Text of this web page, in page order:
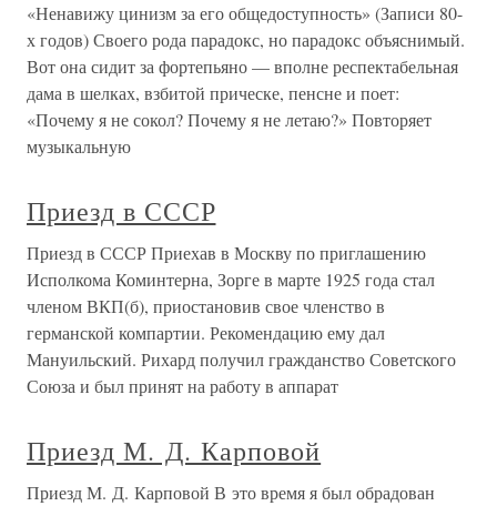
«Ненавижу цинизм за его общедоступность» (Записи 80-
х годов) Своего рода парадокс, но парадокс объяснимый.
Вот она сидит за фортепьяно — вполне респектабельная
дама в шелках, взбитой прическе, пенсне и поет:
«Почему я не сокол? Почему я не летаю?» Повторяет
музыкальную
Приезд в СССР
Приезд в СССР Приехав в Москву по приглашению
Исполкома Коминтерна, Зорге в марте 1925 года стал
членом ВКП(б), приостановив свое членство в
германской компартии. Рекомендацию ему дал
Мануильский. Рихард получил гражданство Советского
Союза и был принят на работу в аппарат
Приезд М. Д. Карповой
Приезд М. Д. Карповой В это время я был обрадован